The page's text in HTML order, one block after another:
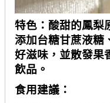
特色：酸甜的鳳梨
添加台糖甘蔗液糖
好滋味，並散發果
飲品。
食用建議：